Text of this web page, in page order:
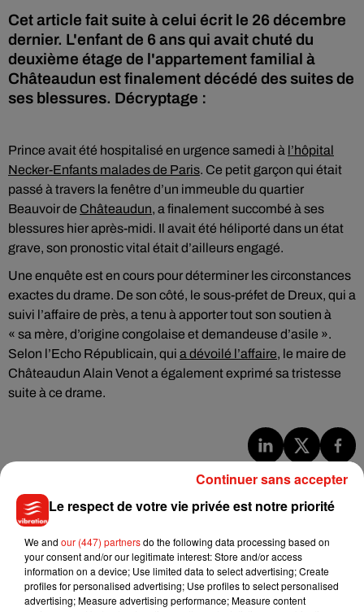
Cet article fait suite à celui écrit le 26 décembre
dernier. L'enfant de 6 ans qui avait chuté du
deuxième étage de l'appartement familial à
Châteaudun est finalement décédé des suites de
ses blessures. Décryptage :
Prince avait été hospitalisé en urgence samedi à l’hôpital
Necker-Enfants malades de Paris. Ce petit garçon qui était
passé à travers la fenêtre d’un immeuble du quartier
Beauvoir de Châteaudun, a finalement succombé à ses
blessures hier après-midi. Il avait été héliporté dans un état
grave, son pronostic vital était d’ailleurs engagé.
Une enquête est en cours pour déterminer les circonstances
exactes du drame. De son côté, le sous-préfet de Dreux, qui a
suivi l’affaire de près, a tenu à apporter tout son soutien à
« sa mère, d’origine congolaise et demandeuse d’asile ».
Selon l’Echo Républicain, qui a dévoilé l’affaire, le maire de
Châteaudun Alain Venot a également exprimé sa tristesse
suite à ce drame.
7 août 2026
dans son nouveau clip
Le respect de votre vie privée est notre priorité
We and our (447) partnersdo the following data processing based on
your consent and/or our legitimate interest: Store and/or access
information on a device; Use limited data to select advertising; Create
profiles for personalised advertising; Use profiles to select personalised
advertising; Measure advertising performance; Measure content
Continuer sans accepter